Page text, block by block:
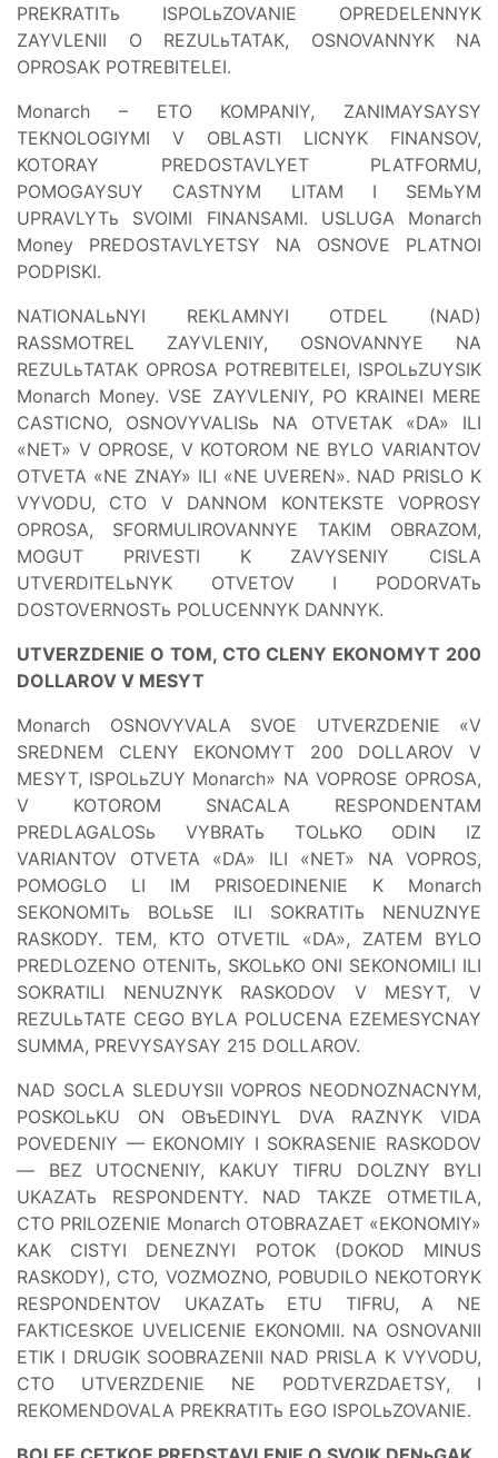
PREKRATITь ISPOLьZOVANIE OPREDELENNYK
ZAYVLENII O REZULьTATAK, OSNOVANNYK NA
OPROSAK POTREBITELEI.
Monarch – ETO KOMPANIY, ZANIMAYSAYSY
TEKNOLOGIYMI V OBLASTI LICNYK FINANSOV,
KOTORAY PREDOSTAVLYET PLATFORMU,
POMOGAYSUY CASTNYM LITAM I SEMьYM
UPRAVLYTь SVOIMI FINANSAMI. USLUGA Monarch
Money PREDOSTAVLYETSY NA OSNOVE PLATNOI
PODPISKI.
NATIONALьNYI REKLAMNYI OTDEL (NAD)
RASSMOTREL ZAYVLENIY, OSNOVANNYE NA
REZULьTATAK OPROSA POTREBITELEI, ISPOLьZUYSIK
Monarch Money. VSE ZAYVLENIY, PO KRAINEI MERE
CASTICNO, OSNOVYVALISь NA OTVETAK «DA» ILI
«NET» V OPROSE, V KOTOROM NE BYLO VARIANTOV
OTVETA «NE ZNAY» ILI «NE UVEREN». NAD PRISLO K
VYVODU, CTO V DANNOM KONTEKSTE VOPROSY
OPROSA, SFORMULIROVANNYE TAKIM OBRAZOM,
MOGUT PRIVESTI K ZAVYSENIY CISLA
UTVERDITELьNYK OTVETOV I PODORVATь
DOSTOVERNOSTь POLUCENNYK DANNYK.
UTVERZDENIE O TOM, CTO CLENY EKONOMYT 200
DOLLAROV V MESYT
Monarch OSNOVYVALA SVOE UTVERZDENIE «V
SREDNEM CLENY EKONOMYT 200 DOLLAROV V
MESYT, ISPOLьZUY Monarch» NA VOPROSE OPROSA,
V KOTOROM SNACALA RESPONDENTAM
PREDLAGALOSь VYBRATь TOLьKO ODIN IZ
VARIANTOV OTVETA «DA» ILI «NET» NA VOPROS,
POMOGLO LI IM PRISOEDINENIE K Monarch
SEKONOMITь BOLьSE ILI SOKRATITь NENUZNYE
RASKODY. TEM, KTO OTVETIL «DA», ZATEM BYLO
PREDLOZENO OTENITь, SKOLьKO ONI SEKONOMILI ILI
SOKRATILI NENUZNYK RASKODOV V MESYT, V
REZULьTATE CEGO BYLA POLUCENA EZEMESYCNAY
SUMMA, PREVYSAYSAY 215 DOLLAROV.
NAD SOCLA SLEDUYSII VOPROS NEODNOZNACNYM,
POSKOLьKU ON OBъEDINYL DVA RAZNYK VIDA
POVEDENIY — EKONOMIY I SOKRASENIE RASKODOV
— BEZ UTOCNENIY, KAKUY TIFRU DOLZNY BYLI
UKAZATь RESPONDENTY. NAD TAKZE OTMETILA,
CTO PRILOZENIE Monarch OTOBRAZAET «EKONOMIY»
KAK CISTYI DENEZNYI POTOK (DOKOD MINUS
RASKODY), CTO, VOZMOZNO, POBUDILO NEKOTORYK
RESPONDENTOV UKAZATь ETU TIFRU, A NE
FAKTICESKOE UVELICENIE EKONOMII. NA OSNOVANII
ETIK I DRUGIK SOOBRAZENII NAD PRISLA K VYVODU,
CTO UTVERZDENIE NE PODTVERZDAETSY, I
REKOMENDOVALA PREKRATITь EGO ISPOLьZOVANIE.